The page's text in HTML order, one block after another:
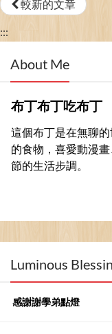
較新的文章
:::
About Me
布丁布丁吃布丁
這個布丁是在無聊
的食物，喜愛動漫
節的生活步調。
Luminous
感謝謝學弟點燈